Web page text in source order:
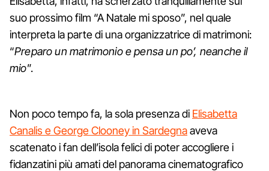
suo prossimo film “A Natale mi sposo”, nel quale
interpreta la parte di una organizzatrice di matrimoni:
“Preparo un matrimonio e pensa un po’, neanche il
mio”.
Non poco tempo fa, la sola presenza di Elisabetta
Canalis e George Clooney in Sardegnaaveva
scatenato i fan dell’isola felici di poter accogliere i
fidanzatini più amati del panorama cinematografico